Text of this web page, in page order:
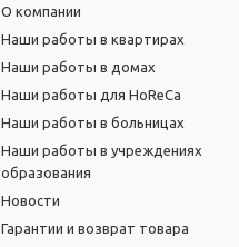
О компании
Наши работы в квартирах
Наши работы в домах
Наши работы для HoReCa
Наши работы в больницах
Наши работы в учреждениях
образования
Новости
Гарантии и возврат товара